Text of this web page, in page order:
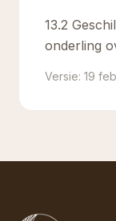
13.2
onderling
Versie: 19